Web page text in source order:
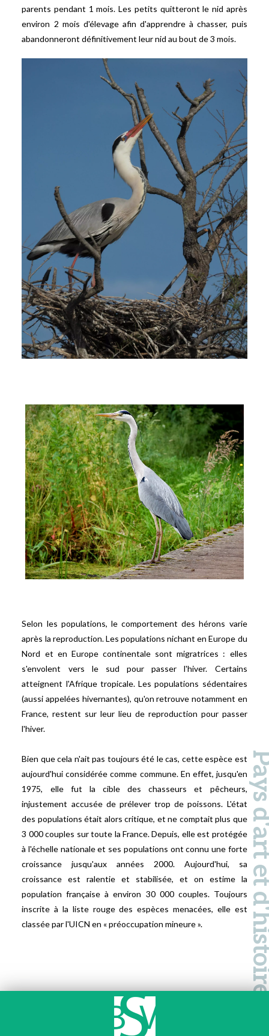
parents pendant 1 mois. Les petits quitteront le nid après
environ 2 mois d'élevage afin d'apprendre à chasser, puis
abandonneront définitivement leur nid au bout de 3 mois.
Selon les populations, le comportement des hérons varie
après la reproduction. Les populations nichant en Europe du
Nord et en Europe continentale sont migratrices : elles
s'envolent vers le sud pour passer l'hiver. Certains
atteignent l'Afrique tropicale. Les populations sédentaires
(aussi appelées hivernantes), qu'on retrouve notamment en
France, restent sur leur lieu de reproduction pour passer
l'hiver.
Bien que cela n'ait pas toujours été le cas, cette espèce est
aujourd'hui considérée comme commune. En effet, jusqu'en
1975, elle fut la cible des chasseurs et pêcheurs,
injustement accusée de prélever trop de poissons. L'état
des populations était alors critique, et ne comptait plus que
3 000 couples sur toute la France. Depuis, elle est protégée
à l'échelle nationale et ses populations ont connu une forte
croissance jusqu'aux années 2000. Aujourd'hui, sa
croissance est ralentie et stabilisée, et on estime la
population française à environ 30 000 couples. Toujours
inscrite à la liste rouge des espèces menacées, elle est
classée par l'UICN en « préoccupation mineure ».
Pays